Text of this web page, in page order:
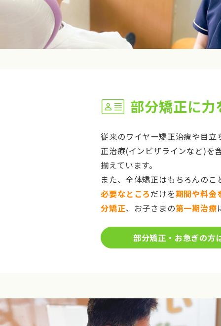
部分矯正に
従来のワイヤー矯正治療や目立
正治療(インビザラインなど)を
揃えています。
また、全体矯正はもちろんのこ
必要なところだけを期間や料金
分矯正、お子さまの第一期治療
部分矯正・お急ぎの方